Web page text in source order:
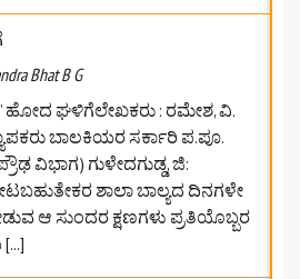
Bhat B G
ಹೋದ ಘಳಿಗೆಲೇಖಕರು : ರಮೇಶ, ವಿ.
ಬಾಲಕಿಯರ ಸರ್ಕಾರಿ ಪ.ಪೂ.
ವಿಭಾಗ) ಗುಳೇದಗುಡ್ಡ, ಜಿ:
ಶಾಲಾ ಬಾಲ್ಯದ ದಿನಗಳೇ
ಆ ಸುಂದರ ಕ್ಷಣಗಳು ಪ್ರತಿಯೊಬ್ಬರ
[...]